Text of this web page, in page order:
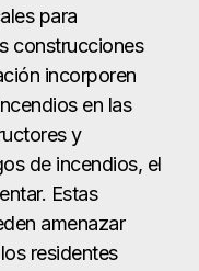
residentes
la
trabajo
de riesgos de
médicas e